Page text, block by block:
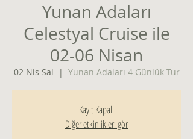
Yunan Adaları
Celestyal Cruise ile
02-06 Nisan
02 Nis Sal
  |
Yunan Adaları 4 Günlük Tur
Kayıt Kapalı
Diğer etkinlikleri gör